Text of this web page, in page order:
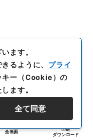
全画面
印刷
ダウンロード
ます。
るように、 プライ
キー（Cookie）の
ます。
全て同意